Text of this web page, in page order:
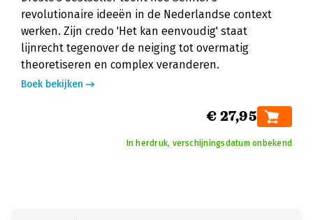
revolutionaire ideeën in de Nederlandse context
werken. Zijn credo 'Het kan eenvoudig' staat
lijnrecht tegenover de neiging tot overmatig
theoretiseren en complex veranderen.
Boek bekijken
€ 27,95
In herdruk, verschijningsdatum onbekend